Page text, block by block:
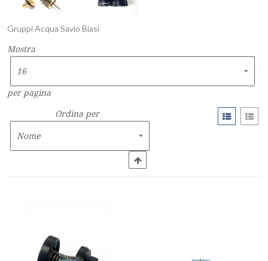
Gruppi Acqua Savio Biasi
Mostra
per pagina
Ordina per